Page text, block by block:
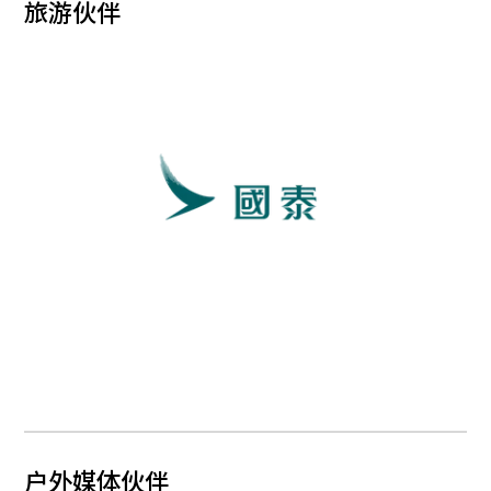
旅游伙伴
户外媒体伙伴